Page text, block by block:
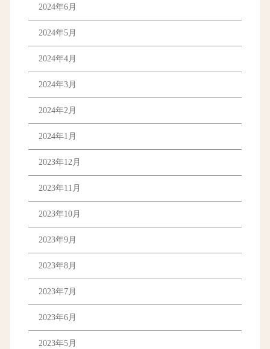
2024年6月
2024年5月
2024年4月
2024年3月
2024年2月
2024年1月
2023年12月
2023年11月
2023年10月
2023年9月
2023年8月
2023年7月
2023年6月
2023年5月